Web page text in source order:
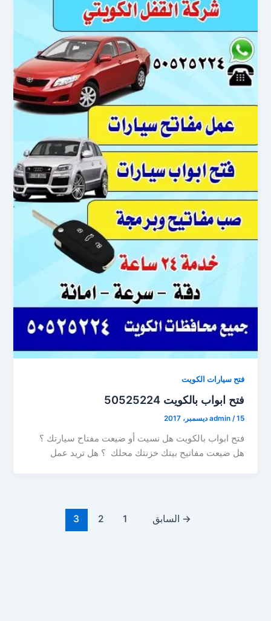
فتح سيارات الكويت
فتح ابواب بالكويت 50525224
admin /15 ديسمبر، 2017
فتح ابواب بالكويت هل نسيت أو ضيعت مفتاح سيارتك ؟
هل ضيعت مفاتيح بيتك خزنتك محلك ؟ هل تريد عمل
→ السابق 1
2
3